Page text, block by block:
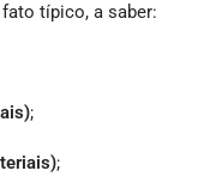
típico, a saber:
;
;